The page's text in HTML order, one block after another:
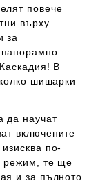
повече
върху
за
В
шишарки
да научат
включените
по-
режим, те ще
и за пълното